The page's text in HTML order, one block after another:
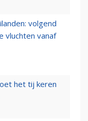
volgend
vluchten vanaf
het tij keren